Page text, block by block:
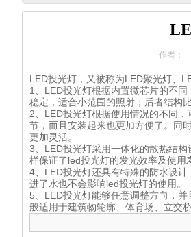
作者：
LED投光灯，又被称为LED聚光灯、
1、LED投光灯根据内置微芯片的不
稳定，适合小范围的照射；后者结构
2、LED投光灯根据使用情况的不同
节，而且安装起来也更加方便了。同
更加灵活。
3、LED投光灯采用一体化的散热结
样保证了led投光灯的发光效率及使用
4、LED投光灯还具有特殊的防水设
进了水也不会影响led投光灯的使用。
5、LED投光灯能够任意调整方向，
般适用于建筑物轮廓、体育场、立交